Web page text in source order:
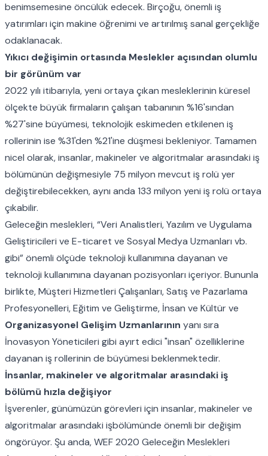
benimsemesine öncülük edecek. Birçoğu, önemli iş
yatırımları için makine öğrenimi ve artırılmış sanal gerçekliğe
odaklanacak.
Yıkıcı değişimin ortasında Meslekler açısından olumlu
bir görünüm var
2022 yılı itibarıyla, yeni ortaya çıkan mesleklerinin küresel
ölçekte büyük firmaların çalışan tabanının %16'sından
%27'sine büyümesi, teknolojik eskimeden etkilenen iş
rollerinin ise %31'den %21'ine düşmesi bekleniyor. Tamamen
nicel olarak, insanlar, makineler ve algoritmalar arasındaki iş
bölümünün değişmesiyle 75 milyon mevcut iş rolü yer
değiştirebilecekken, aynı anda 133 milyon yeni iş rolü ortaya
çıkabilir.
Geleceğin meslekleri, “Veri Analistleri, Yazılım ve Uygulama
Geliştiricileri ve E-ticaret ve Sosyal Medya Uzmanları vb.
gibi” önemli ölçüde teknoloji kullanımına dayanan ve
teknoloji kullanımına dayanan pozisyonları içeriyor. Bununla
birlikte, Müşteri Hizmetleri Çalışanları, Satış ve Pazarlama
Profesyonelleri, Eğitim ve Geliştirme, İnsan ve Kültür ve
Organizasyonel Gelişim Uzmanlarının yanı sıra
İnovasyon Yöneticileri gibi ayırt edici "insan" özelliklerine
dayanan iş rollerinin de büyümesi beklenmektedir.
İnsanlar, makineler ve algoritmalar arasındaki iş
bölümü hızla değişiyor
İşverenler, günümüzün görevleri için insanlar, makineler ve
algoritmalar arasındaki işbölümünde önemli bir değişim
öngörüyor. Şu anda, WEF 2020 Geleceğin Meslekleri